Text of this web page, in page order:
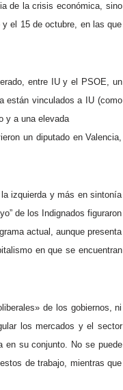
de la crisis económica, sino
el 15 de octubre, en las que
entre IU y el PSOE, un
están vinculados a IU (como
y a una elevada
un diputado en Valencia,
izquierda y más en sintonía
de los Indignados figuraron
actual, aunque presenta
en que se encuentran
de los gobiernos, ni
los mercados y el sector
en su conjunto. No se puede
de trabajo, mientras que